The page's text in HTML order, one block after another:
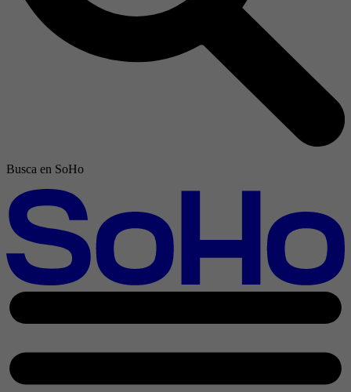
Busca en SoHo